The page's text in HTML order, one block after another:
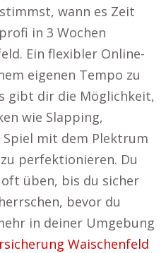
wann es Zeit
in 3 Wochen
Ein flexibler Online-
eigenen Tempo zu
gibt dir die Möglichkeit,
wie Slapping,
mit dem Plektrum
perfektionieren. Du
üben, bis du sicher
bevor du
in deiner Umgebung
Waischenfeld